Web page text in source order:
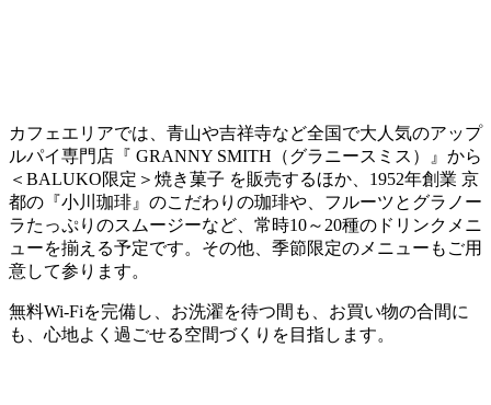
カフェエリアでは、青山や吉祥寺など全国で大人気のアップ
ルパイ専門店『 GRANNY SMITH（グラニースミス）』から
＜BALUKO限定＞焼き菓子 を販売するほか、1952年創業 京
都の『小川珈琲』のこだわりの珈琲や、フルーツとグラノー
ラたっぷりのスムージーなど、常時10～20種のドリンクメニ
ューを揃える予定です。その他、季節限定のメニューもご用
意して参ります。
無料Wi-Fiを完備し、お洗濯を待つ間も、お買い物の合間に
も、心地よく過ごせる空間づくりを目指します。